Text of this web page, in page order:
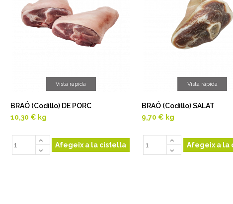
Vista ràpida
BRAÓ (Codillo) DE PORC
Afegeix a la cistella
10,30 € kg
Vista ràpida
BRAÓ (Codillo) SALAT
Afegeix a la
9,70 € kg